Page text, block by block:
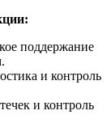
поддержание
и контроль
и контроль